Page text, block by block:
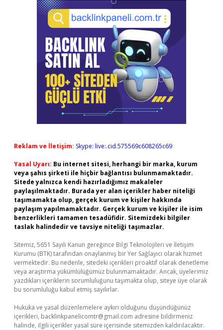
Reklam ve İletişim: Skype: live:.cid.575569c608265c69
Yasal Uyarı: Bu internet sitesi, herhangi bir marka, kurum
veya şahıs şirketi ile hiçbir bağlantısı bulunmamaktadır.
Sitede yalnızca kendi hazırladığımız makaleler
paylaşılmaktadır. Burada yer alan içerikler haber niteliği
taşımamakta olup, gerçek kurum ve kişiler hakkında
paylaşım yapılmamaktadır. Gerçek kurum ve kişiler ile isim
benzerlikleri tamamen tesadüfidir. Sitemizdeki bilgiler
taslak halindedir ve tavsiye niteliği taşımazlar.
Sitemiz, 5651 Sayılı Kanun gereğince Bilgi Teknolojileri ve İletişim
Kurumu (BTK) tarafından onaylanmış bir Yer Sağlayıcı olarak hizmet
vermektedir. Bu nedenle, sitedeki içerikleri proaktif olarak denetleme
veya araştırma yükümlülüğümüz bulunmamaktadır. Ancak, üyelerimiz
yazdıkları içeriklerin sorumluluğunu taşımakta olup, siteye üye olarak
bu sorumluluğu kabul etmiş sayılırlar.
Hukuka ve yasal düzenlemelere aykırı olduğunu düşündüğünüz
içerikleri, backlinkpanelicomtr@gmail.com adresine bildirmeniz
halinde, ilgili içerikler yasal süre içerisinde sitemizden kaldırılacaktır.